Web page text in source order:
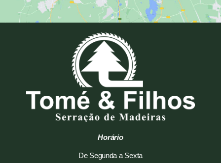
Horário
De Segunda a Sexta